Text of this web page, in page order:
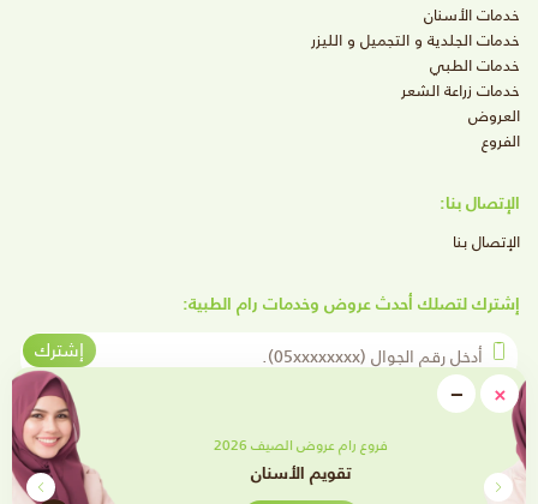
×
close−
Minimize
فروع رام عروض الصيف 2026
تقويم الأسنان
خدمات الأسنان
خدمات الجلدية و التجميل و الليزر
خدمات الطبي
خدمات زراعة الشعر
العروض
الفروع
الإتصال بنا:
الإتصال بنا
إشترك لتصلك أحدث عروض وخدمات رام الطبية:
أدخل رقم الجوال
إشترك
تابعنا على وسائل التواصل الإجتماعي